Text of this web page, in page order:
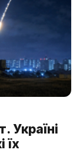
Україні
їх